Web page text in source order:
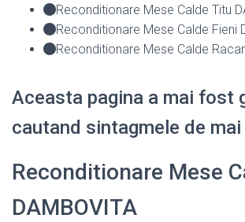
Reconditionare Mese Calde Titu
Reconditionare Mese Calde Fieni
Reconditionare Mese Calde
Aceasta pagina a mai fost
cautand sintagmele de
Reconditionare Mese
DAMBOVITA